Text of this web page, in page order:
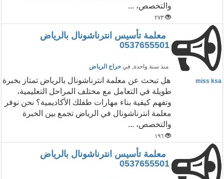
والتخصص، ...
٢٧٣
معلمة تأسيس انترناشونال بالرياض
0537655501
منذ سنة واحدة, في حراج الرياض
miss ksa
هل تبحث عن معلمة انترناشونال بالرياض تمتاز بخبرة
طويلة في التعامل مع مختلف المراحل التعليمية،
وتفهم كيفية بناء مهارات طفلك الأكاديمية؟ نحن نوفر
معلمة انترناشونال في الرياض تجمع بين الخبرة
والتخصص، ...
١٩٦
معلمة تأسيس انترناشونال بالرياض
0537655501